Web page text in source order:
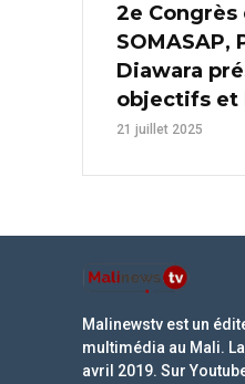
2e Congrès
SOMASAP,
Diawara
objectifs et
21 juillet 2025
Malinewstv est un
multimédia au Mali.
avril 2019. Sur